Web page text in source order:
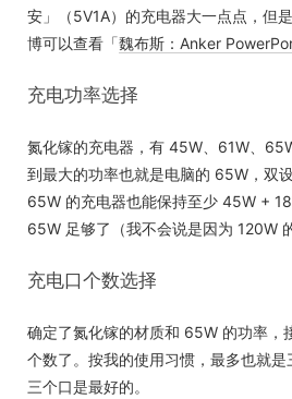
安」（5V1A）的充电器大一点点，但
博可以查看「魏布斯：Anker
充电功率选择
氮化镓的充电器，有 45W、61W、
到最大的功率也就是电脑的 65W，双
65W 的充电器也能保持至少 45W +
65W 足够了（我不会说是因为 120W
充电口个数选择
确定了氮化镓的材质和 65W 的功率，
个数了。按我的使用习惯，最多也就
三个口是最好的。